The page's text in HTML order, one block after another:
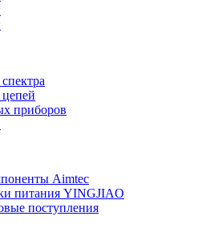
цепей
приборов
Aimtec
питания YINGJIAO
поступления